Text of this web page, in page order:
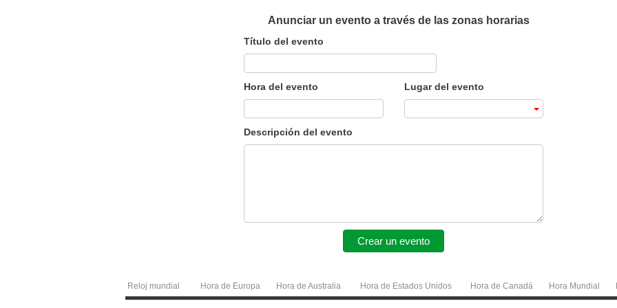
Anunciar un evento a través de las zonas horarias
Título del evento
Hora del evento Lugar del evento
Descripción del evento
Crear un evento
Reloj mundial Hora de Europa Hora de Australia Hora de Estados Unidos Hora de Canadá Hora Mundial